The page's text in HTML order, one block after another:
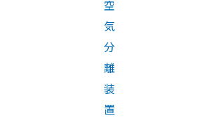
空
気
分
離
装
置